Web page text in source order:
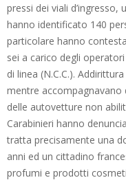
pressi dei viali
hanno identificato 140
particolare hanno
sei a carico degli
di linea (N.C.C.).
mentre accompagnavano
delle autovetture non
Carabinieri hanno
tratta precisamente una
anni ed un cittadino
profumi e prodotti